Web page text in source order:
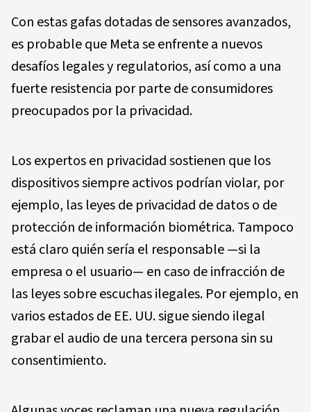
Con estas gafas dotadas de sensores avanzados,
es probable que Meta se enfrente a nuevos
desafíos legales y regulatorios, así como a una
fuerte resistencia por parte de consumidores
preocupados por la privacidad.
Los expertos en privacidad sostienen que los
dispositivos siempre activos podrían violar, por
ejemplo, las leyes de privacidad de datos o de
protección de información biométrica. Tampoco
está claro quién sería el responsable —si la
empresa o el usuario— en caso de infracción de
las leyes sobre escuchas ilegales. Por ejemplo, en
varios estados de EE. UU. sigue siendo ilegal
grabar el audio de una tercera persona sin su
consentimiento.